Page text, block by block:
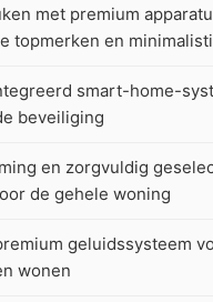
met premium
topmerken en
smart-home-
beveiliging
en zorgvuldig
de gehele woning
geluidssysteem
wonen